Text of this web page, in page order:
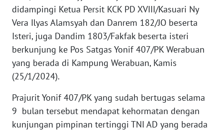
didampingi Ketua Persit KCK PD XVIII/Kasuari Ny
Vera Ilyas Alamsyah dan Danrem 182/JO beserta
Isteri, juga Dandim 1803/Fakfak beserta isteri
berkunjung ke Pos Satgas Yonif 407/PK Werabuan
yang berada di Kampung Werabuan, Kamis
(25/1/2024).
Prajurit Yonif 407/PK yang sudah bertugas selama
9 bulan tersebut mendapat kehormatan dengan
kunjungan pimpinan tertinggi TNI AD yang berada
KARIR
DISCLAIMER
Wahana
News
WN
SUMUT